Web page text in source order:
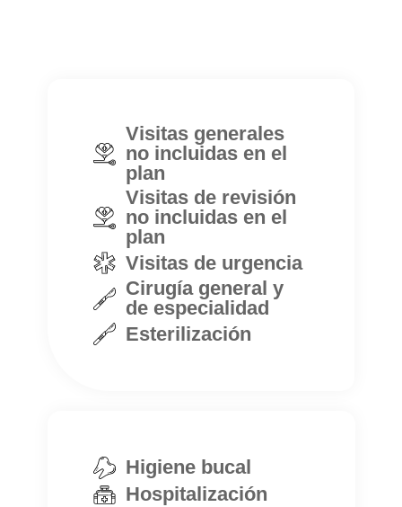
Visitas generales
no incluidas en el
plan
Visitas de revisión
no incluidas en el
plan
Visitas de urgencia
Cirugía general y
de especialidad
Esterilización
Higiene bucal
Hospitalización